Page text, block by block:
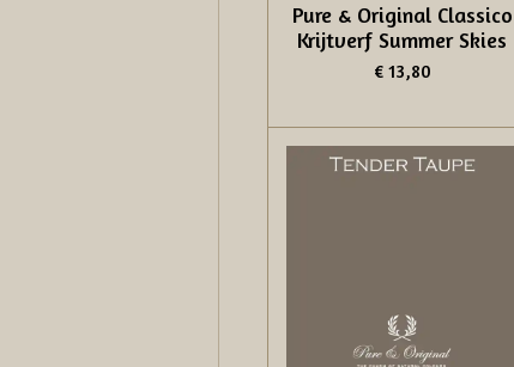
Pure & Original Classico
Krijtverf Summer Skies
€ 13,80